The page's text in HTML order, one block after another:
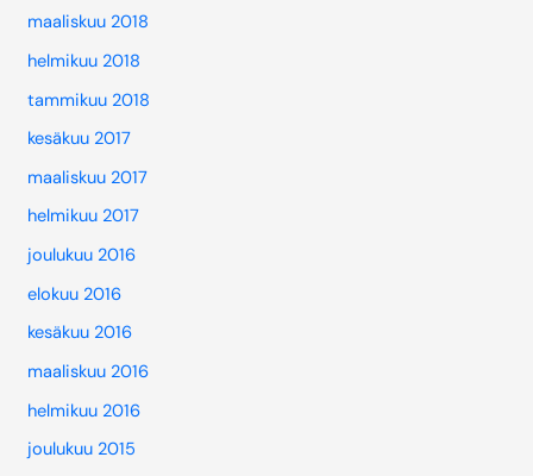
maaliskuu 2018
helmikuu 2018
tammikuu 2018
kesäkuu 2017
maaliskuu 2017
helmikuu 2017
joulukuu 2016
elokuu 2016
kesäkuu 2016
maaliskuu 2016
helmikuu 2016
joulukuu 2015